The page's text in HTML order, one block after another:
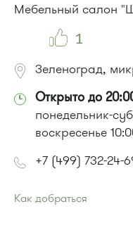
Мебельный салон
1
Зеленоград,
Открыто до
понедельник-
воскресенье
+7 (499) 732-24-
Как добраться